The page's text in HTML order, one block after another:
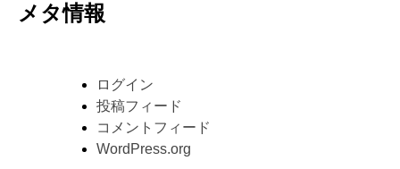
メタ情報
ログイン
投稿フィード
コメントフィード
WordPress.org